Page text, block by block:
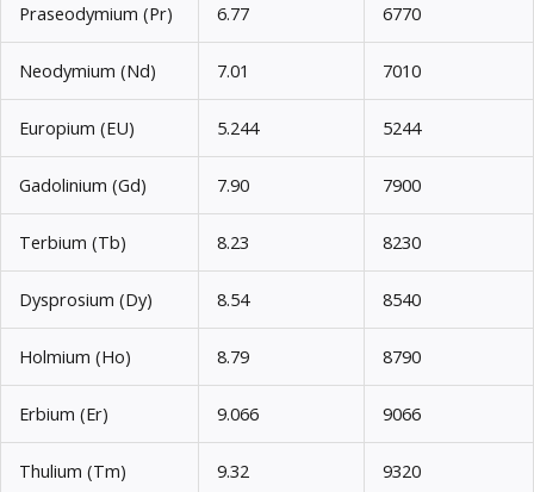
Praseodymium (Pr) 6.77 6770
Neodymium (Nd) 7.01 7010
Europium (EU) 5.244 5244
Gadolinium (Gd) 7.90 7900
Terbium (Tb) 8.23 8230
Dysprosium (Dy) 8.54 8540
Holmium (Ho) 8.79 8790
Erbium (Er) 9.066 9066
Thulium (Tm) 9.32 9320